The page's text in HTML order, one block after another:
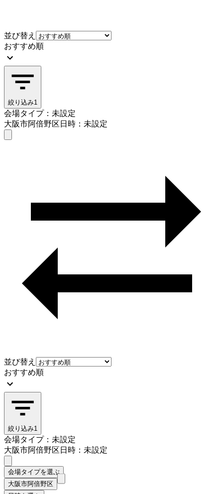
並び替え
おすすめ順
絞り込み1
会場タイプ：未設定
大阪市阿倍野区日時：未設定
並び替え
おすすめ順
絞り込み1
会場タイプ：未設定
大阪市阿倍野区日時：未設定
会場タイプを選ぶ
大阪市阿倍野区